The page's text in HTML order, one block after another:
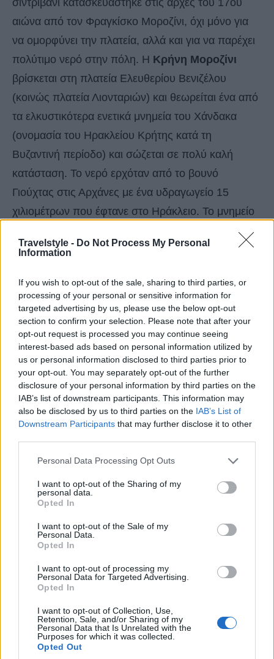
Travelstyle - Do Not Process My Personal
Information
If you wish to opt-out of the sale, sharing to third parties, or
processing of your personal or sensitive information for
targeted advertising by us, please use the below opt-out
section to confirm your selection. Please note that after your
opt-out request is processed you may continue seeing
interest-based ads based on personal information utilized by
us or personal information disclosed to third parties prior to
your opt-out. You may separately opt-out of the further
disclosure of your personal information by third parties on the
IAB’s list of downstream participants. This information may
also be disclosed by us to third parties on the IAB’s List of
Downstream Participants that may further disclose it to other
Please note that this website/app uses one or more Google
not limited to your visit or usage behaviour. You may click to
grant or deny consent to Google and its third-party tags to
use your data for below specified purposes in below Google
consent section.
Personal Data Processing Opt Outs
I want to opt-out of the Sharing of my
personal data.
Opted In
I want to opt-out of the Sale of my
Personal Data.
Opted In
I want to opt-out of processing my
Personal Data for Targeted Advertising.
Opted In
I want to opt-out of Collection, Use,
Retention, Sale, and/or Sharing of my
Personal Data that Is Unrelated with the
Purposes for which it was collected.
Opted Out
σιντριβάνι κατασκευάστηκε στις αρχές του 17ου
αιώνα από τον Φραγκίσκο Μοροζίνι, όχι μόνο για
να ομορφύνει την πλατεία, αλλά και για να παρέχει
πολύτιμο νερό στην πόλη. Η Κρήνη Μοροζίνι
βρίσκεται στη πλατεία Ελευθερίου Βενιζέλου
(κοινώς πλατεία Λιονταριών) και θεωρείται ένα από
τα ελκυστικότερα ενετικά μνημεία του Χάνδακα
(ονομασία του Ηρακλείου Κρήτης κατά τη
Βυζαντινή περίοδο) και σώζεται σε πολύ καλή
κατάσταση. Το νερό ερχόταν από το βουνό
Γιούχτας στις Αρχάνες με ένα υδραγωγείο 15
χιλιομέτρων που έφτανε στο Ηράκλειο. Το μνημείο
Κρήτης.
To εμβληματικό σιντριβάνι Μοροζίνι
ή και μπουγάτσα (παραδοσιακό σημείο για να την
εμβληματικά λιοντάρια αποτελεί ένα ιστορικό
στολίδι που σίγουρα εντυπωσιάζει.